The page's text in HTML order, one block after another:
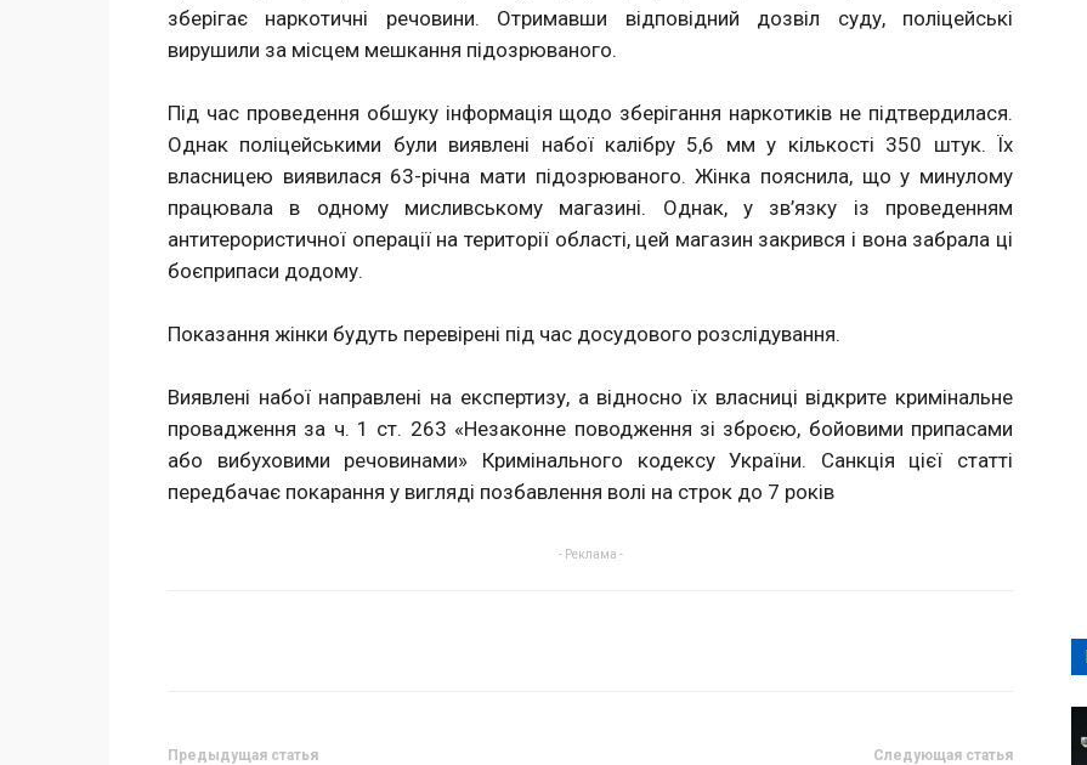
зберігає наркотичні речовини. Отримавши відповідний дозвіл суду, поліцейські
вирушили за місцем мешкання підозрюваного.
Під час проведення обшуку інформація щодо зберігання наркотиків не підтвердилася.
Однак поліцейськими були виявлені набої калібру 5,6 мм у кількості 350 штук. Їх
власницею виявилася 63-річна мати підозрюваного. Жінка пояснила, що у минулому
працювала в одному мисливському магазині. Однак, у зв’язку із проведенням
антитерористичної операції на території області, цей магазин закрився і вона забрала ці
боєприпаси додому.
Показання жінки будуть перевірені під час досудового розслідування.
Виявлені набої направлені на експертизу, а відносно їх власниці відкрите кримінальне
провадження за ч. 1 ст. 263 «Незаконне поводження зі зброєю, бойовими припасами
або вибуховими речовинами» Кримінального кодексу України. Санкція цієї статті
передбачає покарання у вигляді позбавлення волі на строк до 7 років
- Реклама -
Предыдущая статья Следующая статья